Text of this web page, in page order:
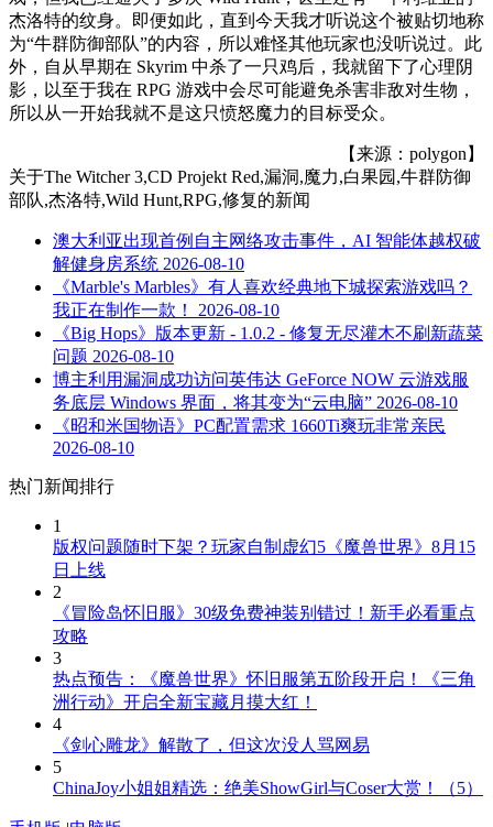
杰洛特的纹身。即便如此，直到今天我才听说这个被贴切地称
为“牛群防御部队”的内容，所以难怪其他玩家也没听说过。此
外，自从早期在 Skyrim 中杀了一只鸡后，我就留下了心理阴
影，以至于我在 RPG 游戏中会尽可能避免杀害非敌对生物，
所以从一开始我就不是这只愤怒魔力的目标受众。
【来源：polygon】
关于The Witcher 3,CD Projekt Red,漏洞,魔力,白果园,牛群防御
部队,杰洛特,Wild Hunt,RPG,修复的新闻
澳大利亚出现首例自主网络攻击事件，AI 智能体越权破
解健身房系统 2026-08-10
《Marble's Marbles》有人喜欢经典地下城探索游戏吗？
我正在制作一款！
2026-08-10
《Big Hops》版本更新 - 1.0.2 - 修复无尽灌木不刷新蔬菜
问题 2026-08-10
博主利用漏洞成功访问英伟达 GeForce NOW 云游戏服
务底层 Windows 界面，将其变为“云电脑” 2026-08-10
《昭和米国物语》PC配置需求 1660Ti爽玩非常亲民
2026-08-10
热门新闻排行
1
版权问题随时下架？玩家自制虚幻5《魔兽世界》8月15
日上线
2
《冒险岛怀旧服》30级免费神装别错过！新手必看重点
攻略
3
热点预告：《魔兽世界》怀旧服第五阶段开启！《三角
洲行动》开启全新宝藏月摸大红！
4
《剑心雕龙》解散了，但这次没人骂网易
5
ChinaJoy小姐姐精选：绝美ShowGirl与Coser大赏！（5）